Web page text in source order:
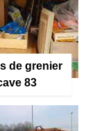
de grenier
83